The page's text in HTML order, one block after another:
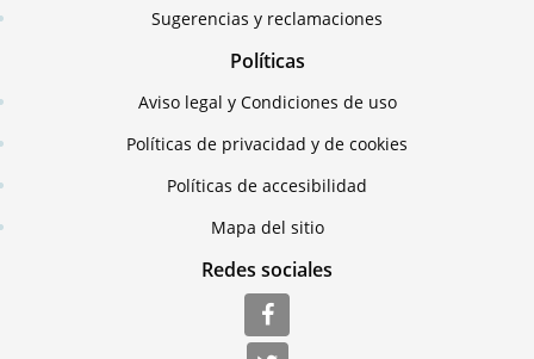
Sugerencias y reclamaciones
Políticas
Aviso legal y Condiciones de uso
Políticas de privacidad y de cookies
Políticas de accesibilidad
Mapa del sitio
Redes sociales